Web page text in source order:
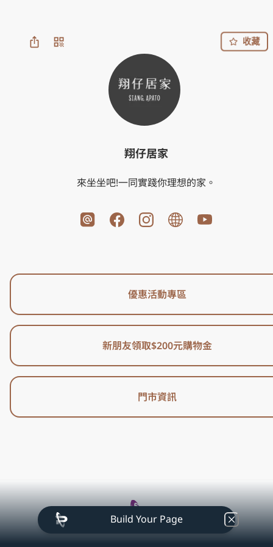
翔仔居家
來坐坐吧!一同實踐你理想的家。
收藏
優惠活動專區
新朋友領取$200元購物金
門市資訊
Build Your Page